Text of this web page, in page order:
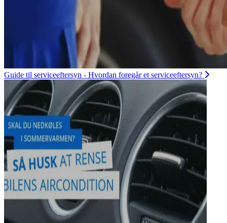
Guide til serviceeftersyn - Hvordan foregår et serviceeftersyn?